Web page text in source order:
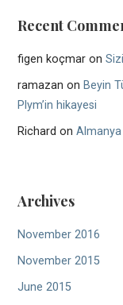
Recent
figen koçmar on
ramazan on Beyin
Plym’in hikayesi
Richard onAlmanya
Archives
November 2016
November 2015
June 2015